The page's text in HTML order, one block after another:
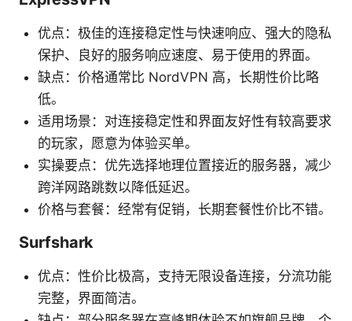
优点：极佳的连接稳定性与快速响应、强大的隐私
保护、良好的服务响应速度、易于使用的界面。
缺点：价格通常比 NordVPN 高，长期性价比略
低。
适用场景：对连接稳定性和界面友好性有较高要求
的玩家，愿意为体验买单。
实操要点：优先选择地理位置接近的服务器，减少
跨洋网路跳数以降低延迟。
价格与套餐：经常有促销，长期套餐性价比不错。
Surfshark
优点：性价比极高，支持无限设备连接，分流功能
完整，界面简洁。